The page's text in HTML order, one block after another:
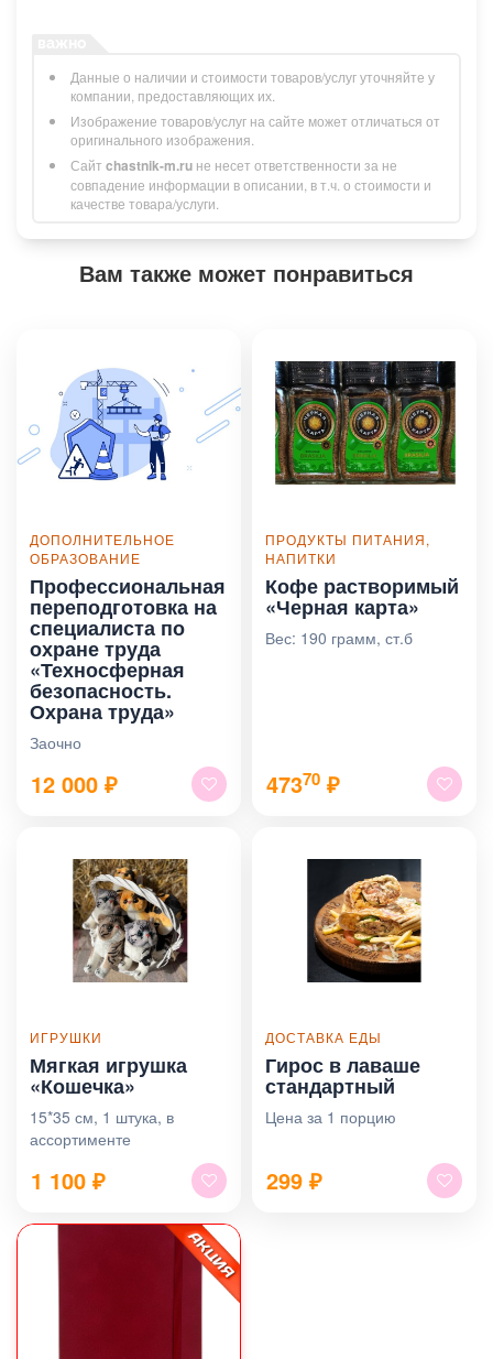
Данные о наличии и стоимости товаров/услуг уточняйте у
компании, предоставляющих их.
Изображение товаров/услуг на сайте может отличаться от
оригинального изображения.
Сайт chastnik-m.ru не несет ответственности за не
совпадение информации в описании, в т.ч. о стоимости и
качестве товара/услуги.
Вам также может понравиться
ДОПОЛНИТЕЛЬНОЕ
ОБРАЗОВАНИЕ
Профессиональная
переподготовка на
специалиста по
охране труда
«Техносферная
безопасность.
Охрана труда»
Заочно
12 000 ₽
ПРОДУКТЫ ПИТАНИЯ,
НАПИТКИ
Кофе растворимый
«Черная карта»
Вес: 190 грамм, ст.б
47370 ₽
ИГРУШКИ
Мягкая игрушка
«Кошечка»
15*35 см, 1 штука, в
ассортименте
1 100 ₽
ДОСТАВКА ЕДЫ
Гирос в лаваше
стандартный
Цена за 1 порцию
299 ₽